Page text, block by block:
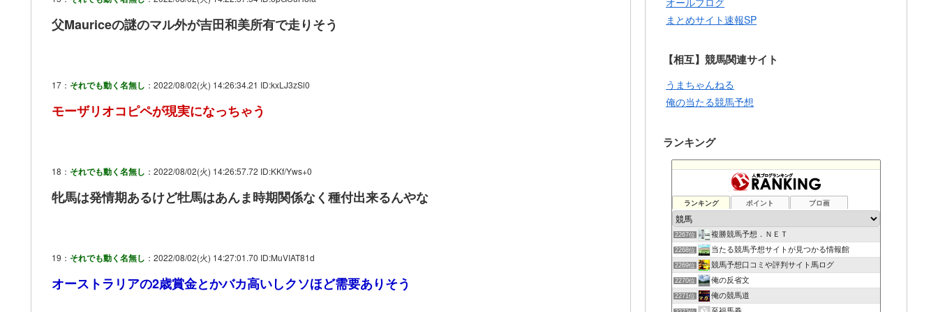
父Mauriceの謎のマル外が吉田和美所有で走りそう
17： それでも動く名無し ：2022/08/02(火) 14:26:34.21 ID:kxLJ3zSl0
モーザリオコピペが現実になっちゃう
18： それでも動く名無し ：2022/08/02(火) 14:26:57.72 ID:KKf/Yws+0
牝馬は発情期あるけど牡馬はあんま時期関係なく種付出来るんやな
19： それでも動く名無し ：2022/08/02(火) 14:27:01.70 ID:MuVIAT81d
オーストラリアの2歳賞金とかバカ高いしクソほど需要ありそう
まとめサイト速報SP
【相互】競馬関連サイト
うまちゃんねる
俺の当たる競馬予想
ランキング
ランキング ポイント ブロ画
2267位 複勝競馬予想．ＮＥＴ
2268位 当たる競馬予想サイトが見つかる情報館
2269位 競馬予想口コミや評判サイト馬ログ
2270位 俺の反省文
2271位 俺の競馬道